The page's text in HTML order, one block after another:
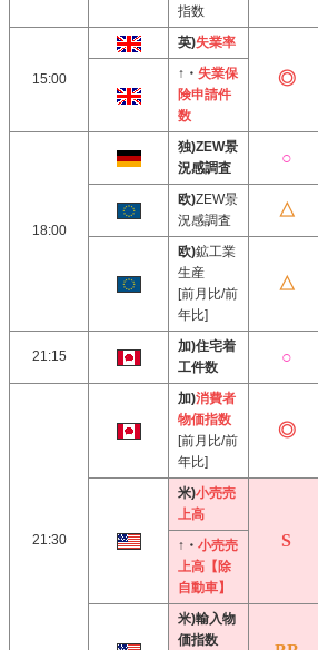
指数
15:00
英)失業率
↑・ 失業保
険申請件
数
18:00
独)ZEW景
況感調査
欧)ZEW景
況感調査
欧)鉱工業
生産
[前月比/前
年比]
21:15
加)住宅着
工件数
21:30
加)消費者
物価指数
[前月比/前
年比]
米)小売売
上高
↑・ 小売売
上高【除
自動車】
米)輸入物
価指数